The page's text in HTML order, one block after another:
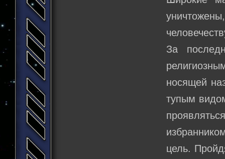
За
носящей
тупым
цель.